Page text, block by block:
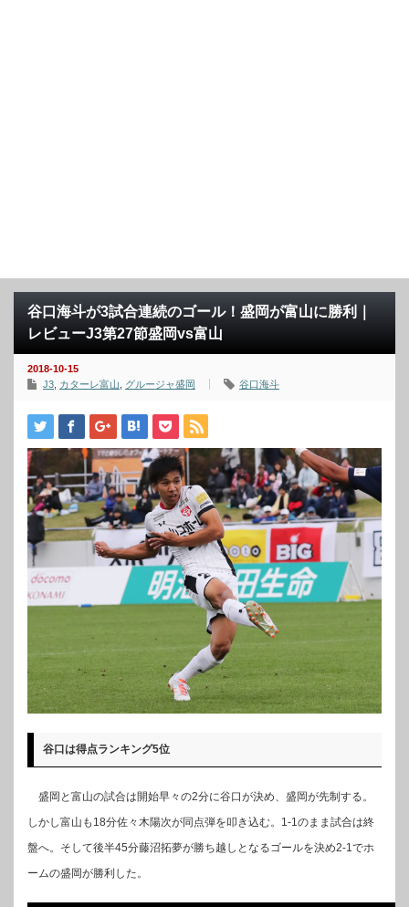
谷口海斗が3試合連続のゴール！盛岡が富山に勝利｜
レビューJ3第27節盛岡vs富山
2018-10-15
J3 カターレ富山 グルージャ盛岡 谷口海斗
谷口は得点ランキング5位
盛岡と富山の試合は開始早々の2分に谷口が決め、盛岡が先制する。
しかし富山も18分佐々木陽次が同点弾を叩き込む。1-1のまま試合は終
盤へ。そして後半45分藤沼拓夢が勝ち越しとなるゴールを決め2-1でホ
ームの盛岡が勝利した。